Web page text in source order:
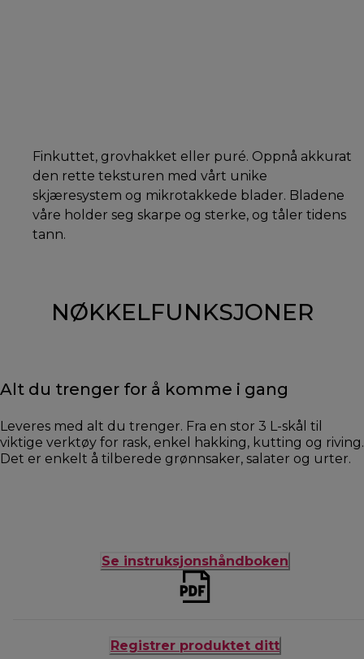
Finkuttet, grovhakket eller puré. Oppnå akkurat
den rette teksturen med vårt unike
skjæresystem og mikrotakkede blader. Bladene
våre holder seg skarpe og sterke, og tåler tidens
tann.
NØKKELFUNKSJONER
Alt du trenger for å komme i gang
Leveres med alt du trenger. Fra en stor 3 L-skål til
viktige verktøy for rask, enkel hakking, kutting og riving.
Det er enkelt å tilberede grønnsaker, salater og urter.
Se instruksjonshåndboken
Registrer produktet ditt